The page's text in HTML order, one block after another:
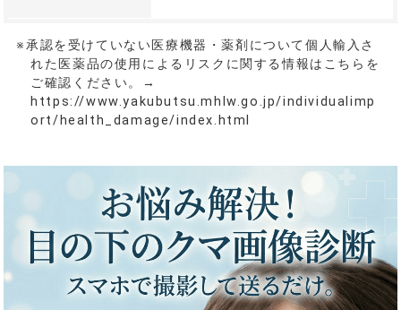
※承認を受けていない医療機器・薬剤について個人輸入さ
れた医薬品の使用によるリスクに関する情報はこちらを
ご確認ください。→
https://www.yakubutsu.mhlw.go.jp/individualimp
ort/health_damage/index.html